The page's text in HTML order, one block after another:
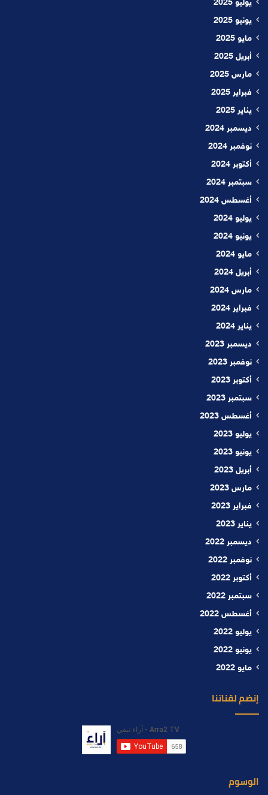
يوليو 2025
يونيو 2025
مايو 2025
أبريل 2025
مارس 2025
فبراير 2025
يناير 2025
ديسمبر 2024
نوفمبر 2024
أكتوبر 2024
سبتمبر 2024
أغسطس 2024
يوليو 2024
يونيو 2024
مايو 2024
أبريل 2024
مارس 2024
فبراير 2024
يناير 2024
ديسمبر 2023
نوفمبر 2023
أكتوبر 2023
سبتمبر 2023
أغسطس 2023
يوليو 2023
يونيو 2023
أبريل 2023
مارس 2023
فبراير 2023
يناير 2023
ديسمبر 2022
نوفمبر 2022
أكتوبر 2022
سبتمبر 2022
أغسطس 2022
يوليو 2022
يونيو 2022
مايو 2022
إنضم لقناتنا
الوسوم